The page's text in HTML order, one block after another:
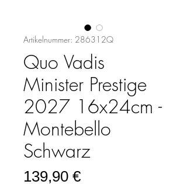
Artikelnummer: 286312Q
Quo Vadis
Minister Prestige
2027 16x24cm -
Montebello
Schwarz
139,90 €Preis